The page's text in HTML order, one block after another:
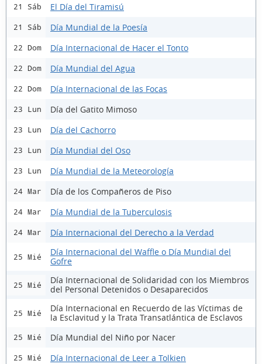
21 Sáb El Día del Tiramisú
21 Sáb Día Mundial de la Poesía
22 Dom Día Internacional de Hacer el Tonto
22 Dom Día Mundial del Agua
22 Dom Día Internacional de las Focas
23 Lun Día del Gatito Mimoso
23 Lun Día del Cachorro
23 Lun Día Mundial del Oso
23 Lun Día Mundial de la Meteorología
24 Mar Día de los Compañeros de Piso
24 Mar Día Mundial de la Tuberculosis
24 Mar Día Internacional del Derecho a la Verdad
25 Mié
Día Internacional del Waffle o Día Mundial del
Gofre
25 Mié
Día Internacional de Solidaridad con los Miembros
del Personal Detenidos o Desaparecidos
25 Mié
Día Internacional en Recuerdo de las Víctimas de
la Esclavitud y la Trata Transatlántica de Esclavos
25 Mié Día Mundial del Niño por Nacer
25 Mié Día Internacional de Leer a Tolkien